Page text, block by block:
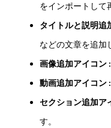
をインポートして
タイトルと説明追
などの文章を追加
画像追加アイコン
動画追加アイコン
セクション追加ア
す。